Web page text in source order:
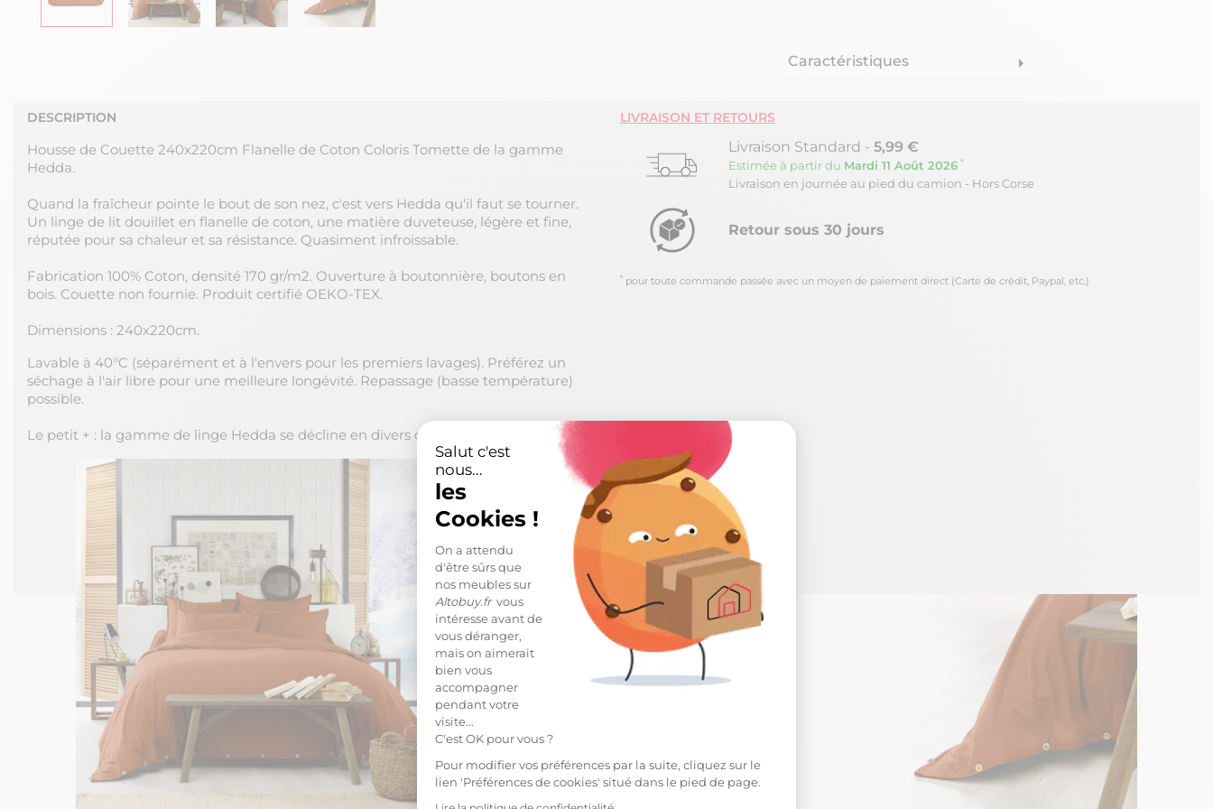
Salut c'est
nous...
les
Cookies !
On a attendu
d'être sûrs que
nos meubles sur
Altobuy.frvous
intéresse avant de
vous déranger,
mais on aimerait
bien vous
accompagner
pendant votre
visite...
C'est OK pour vous ?
Pour modifier vos préférences par la suite, cliquez sur le
lien 'Préférences de cookies' situé dans le pied de page.
Caractéristiques arrow_right
DESCRIPTION
Housse de Couette 240x220cm Flanelle de Coton Coloris Tomette de la gamme
Hedda.
Quand la fraîcheur pointe le bout de son nez, c'est vers Hedda qu'il faut se tourner.
Un linge de lit douillet en flanelle de coton, une matière duveteuse, légère et fine,
réputée pour sa chaleur et sa résistance. Quasiment infroissable.
Fabrication 100% Coton, densité 170 gr/m2. Ouverture à boutonnière, boutons en
bois. Couette non fournie. Produit certifié OEKO-TEX.
Dimensions : 240x220cm.
Lavable à 40°C (séparément et à l'envers pour les premiers lavages). Préférez un
séchage à l'air libre pour une meilleure longévité. Repassage (basse température)
possible.
Le petit + : la gamme de linge Hedda se décline en divers coloris !
LIVRAISON ET RETOURS
Livraison Standard - 5,99 €
Estimée à partir du Mardi 11 Août 2026 *
Livraison en journée au pied du camion - Hors Corse
Retour sous 30 jours
* pour toute commande passée avec un moyen de paiement direct (Carte de crédit, Paypal, etc.)